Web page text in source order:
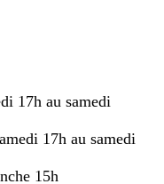
17h au samedi
17h au samedi
15h